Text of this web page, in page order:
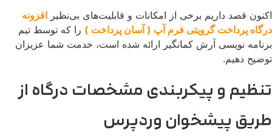
اکنون قصد داریم برخی از امکانات و قابلیت‌های بی‌نظیر افزونه
درگاه پرداخت گرویتی فرم آپ ( آسان پرداخت ) را که توسط تیم
برنامه نویسی آرش کمانگیر ارائه شده است، خدمت شما عزیزان
توضیح دهیم.
تنظیم و پیکربندی مشخصات درگاه از
طریق پیشخوان وردپرس